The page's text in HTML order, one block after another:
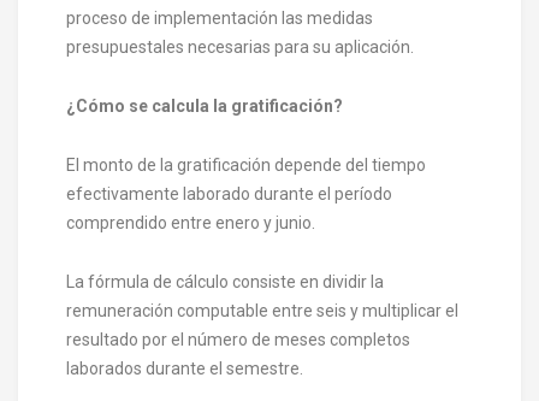
proceso de implementación las medidas
presupuestales necesarias para su aplicación.
¿Cómo se calcula la gratificación?
El monto de la gratificación depende del tiempo
efectivamente laborado durante el período
comprendido entre enero y junio.
La fórmula de cálculo consiste en dividir la
remuneración computable entre seis y multiplicar el
resultado por el número de meses completos
laborados durante el semestre.